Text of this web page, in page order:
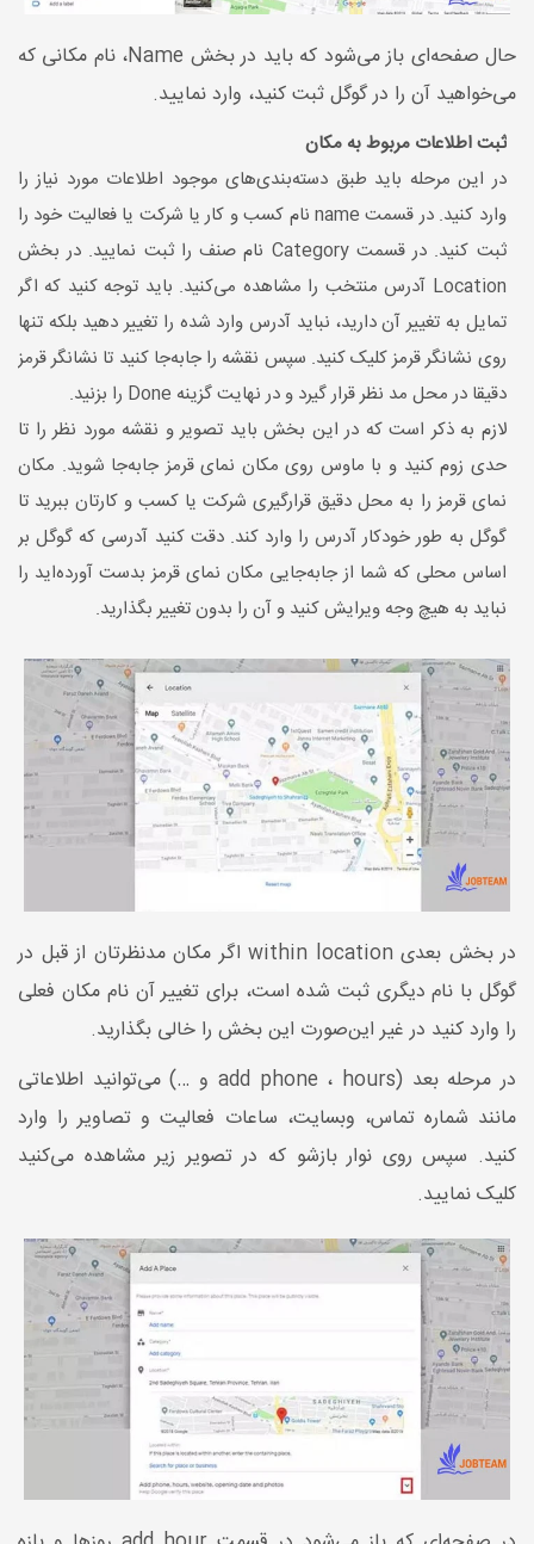
حال صفحه‌ای باز می‌شود که باید در بخش Name، نام مکانی که
می‌خواهید آن را در گوگل ثبت کنید، وارد نمایید.
ثبت اطلاعات مربوط به مکان
در این مرحله باید طبق دسته‌بندی‌های موجود اطلاعات مورد نیاز را
وارد کنید. در قسمت name نام کسب و کار یا شرکت یا فعالیت خود را
ثبت کنید. در قسمت Category نام صنف را ثبت نمایید. در بخش
Location آدرس منتخب را مشاهده می‌کنید. باید توجه کنید که اگر
تمایل به تغییر آن دارید، نباید آدرس وارد شده را تغییر دهید بلکه تنها
روی نشانگر قرمز کلیک کنید. سپس نقشه را جابه‌جا کنید تا نشانگر قرمز
دقیقا در محل مد نظر قرار گیرد و در نهایت گزینه Done را بزنید.
لازم به ذکر است که در این بخش باید تصویر و نقشه مورد نظر را تا
حدی زوم کنید و با ماوس روی مکان نمای قرمز جابه‌جا شوید. مکان
نمای قرمز را به محل دقیق قرارگیری شرکت یا کسب و کارتان ببرید تا
گوگل به طور خودکار آدرس را وارد کند. دقت کنید آدرسی که گوگل بر
اساس محلی که شما از جابه‌جایی مکان نمای قرمز بدست آورده‌اید را
نباید به هیچ وجه ویرایش کنید و آن را بدون تغییر بگذارید.
در بخش بعدی within location اگر مکان مدنظرتان از قبل در
گوگل با نام دیگری ثبت شده است، برای تغییر آن نام مکان فعلی
را وارد کنید در غیر این‌صورت این بخش را خالی بگذارید.
در مرحله بعد (add phone ، hours و …) می‌توانید اطلاعاتی
مانند شماره تماس، وبسایت، ساعات فعالیت و تصاویر را وارد
کنید. سپس روی نوار بازشو که در تصویر زیر مشاهده می‌کنید
کلیک نمایید.